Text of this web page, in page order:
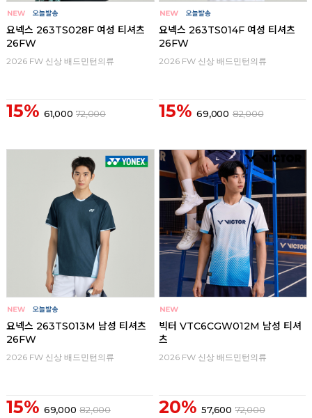
요넥스 263TS028F 여성 티셔츠
26FW
2026 FW 신상 배드민턴의류
15% 61,000 72,000
요넥스 263TS014F 여성 티셔츠
26FW
2026 FW 신상 배드민턴의류
15% 69,000 82,000
요넥스 263TS013M 남성 티셔츠
26FW
2026 FW 신상 배드민턴의류
15% 69,000 82,000
빅터 VTC6CGW012M 남성 티셔
츠
2026 FW 신상 배드민턴의류
20% 57,600 72,000